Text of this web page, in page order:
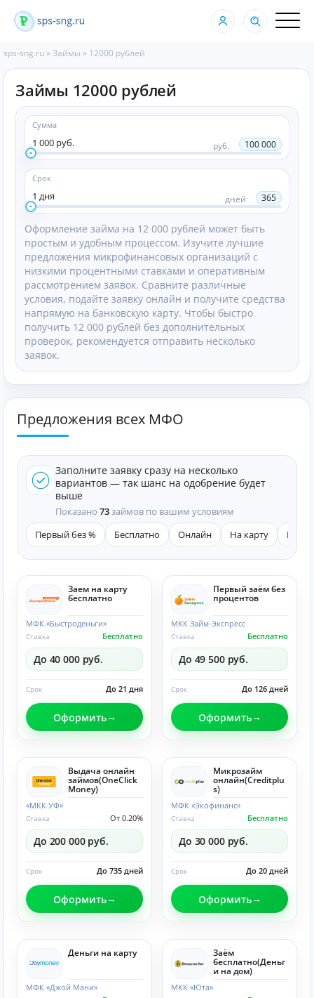
sps-sng.ru »Займы » 12000 рублей
Займы 12000 рублей
Сумма
1 000 руб. руб. 100 000
Срок
1 дня дней 365
Оформление займа на 12 000 рублей может быть
простым и удобным процессом. Изучите лучшие
предложения микрофинансовых организаций с
низкими процентными ставками и оперативным
рассмотрением заявок. Сравните различные
условия, подайте заявку онлайн и получите средства
напрямую на банковскую карту. Чтобы быстро
получить 12 000 рублей без дополнительных
проверок, рекомендуется отправить несколько
заявок.
Предложения всех МФО
Заполните заявку сразу на несколько
вариантов — так шанс на одобрение будет
выше
Показано 73займов по вашим условиям
Первый без %
Бесплатно Онлайн На карту
Заем на карту
бесплатно
МФК «Быстроденьги»
Бесплатно
Ставка
До 40 000 руб.
До 21 дня
Срок
Оформить
Первый заём без
процентов
МКК Займ-Экспресс
Бесплатно
Ставка
До 49 500 руб.
До 126 дней
Срок
Оформить
Выдача онлайн
займов(OneClick
Money)
«МКК УФ»
От 0.20%
Ставка
До 200 000 руб.
До 735 дней
Срок
Оформить
Микрозайм
онлайн(Creditplu
s)
МФК «Экофинанс»
Бесплатно
Ставка
До 30 000 руб.
До 20 дней
Срок
Оформить
Деньги на карту
МФК «Джой Мани»
Заём
бесплатно(Деньг
и на дом)
МКК «Юта»